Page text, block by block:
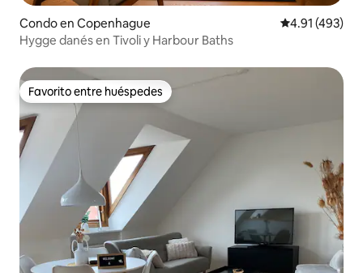
Condo en Copenhague Calificación
4.91 (493)
Hygge danés en Tivoli y Harbour Baths
Favorito entre huéspedes
Favorito entre huéspedes